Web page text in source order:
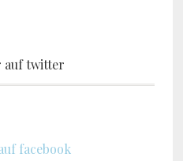
auf twitter
facebook